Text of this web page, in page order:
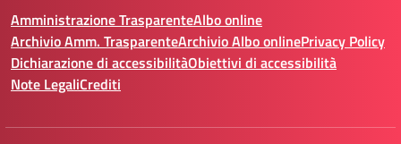
Amministrazione TrasparenteAlbo online
Archivio Amm. TrasparenteArchivio Albo onlinePrivacy Policy
Dichiarazione di accessibilitàObiettivi di accessibilità
Note LegaliCrediti